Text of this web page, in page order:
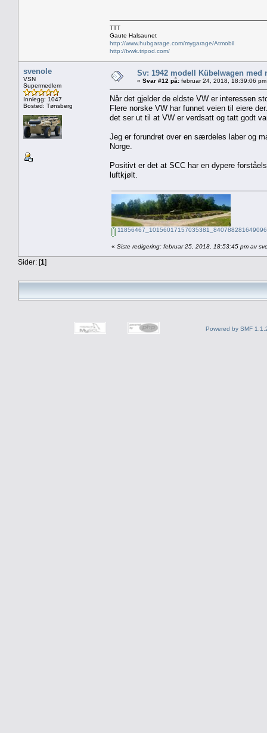
TTT
Gaute Halsaunet
http://www.hubgarage.com/mygarage/Atmobil
http://tvwk.tripod.com/
svenole
VSN
Supermedlem
Innlegg: 1047
Bosted: Tønsberg
Sv: 1942 modell Kübelwagen
« Svar #12 på: februar 24, 2018, 18:39:06
Når det gjelder de eldste VW er interessen
Flere norske VW har funnet veien til eiere
det ser ut til at VW er verdsatt og tatt godt
Jeg er forundret over en særdeles laber og
Norge.
Positivt er det at SCC har en dypere
luftkjølt.
« Siste redigering: februar 25, 2018, 18:53:45 pm av
Sider: [1]
Powered by SMF